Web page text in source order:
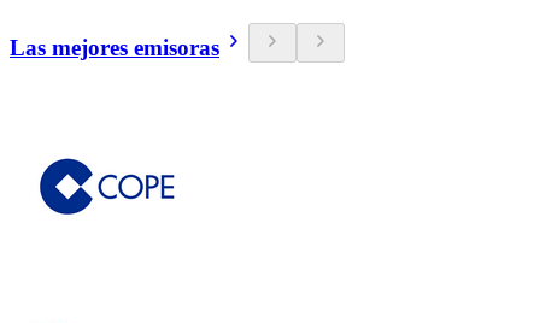
Las mejores emisoras